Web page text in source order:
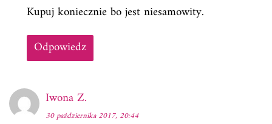
Kupuj koniecznie bo jest niesamowity.
Odpowiedz
Iwona Z.
30 października 2017, 20:44